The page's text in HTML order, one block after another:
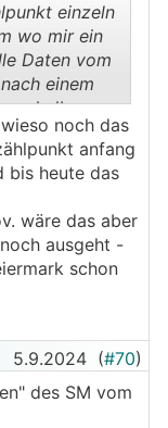
gestartet -
einzeln
wo mir ein
Daten vom
einem
von
noch das
anfang
bis heute das
wäre das aber
ausgeht -
schon
5.9.2024 (#70)
des SM vom